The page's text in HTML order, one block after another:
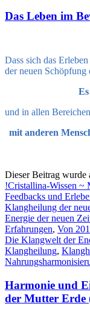
Das Leben im
Dass sich das
der neuen
und in allen
mit anderen
Dieser Beitrag wurde
!Cristallina-Wissen
Feedbacks und
Klangheilung der
Energie der neuen
Erfahrungen, Von
Die Klangwelt der
Klangheilung,
Harmonie und
der Mutter Erde